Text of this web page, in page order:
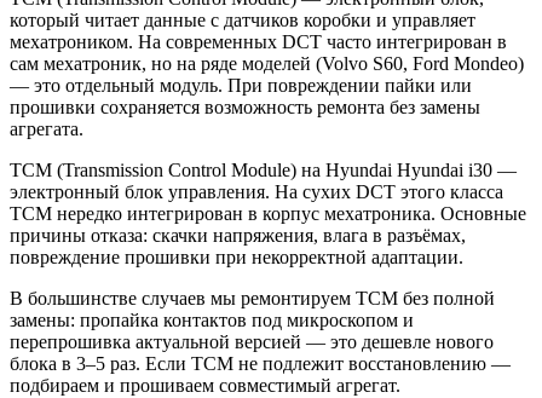
который читает данные с датчиков коробки и управляет
мехатроником. На современных DCT часто интегрирован в
сам мехатроник, но на ряде моделей (Volvo S60, Ford Mondeo)
— это отдельный модуль. При повреждении пайки или
прошивки сохраняется возможность ремонта без замены
агрегата.
TCM (Transmission Control Module) на Hyundai Hyundai i30 —
электронный блок управления. На сухих DCT этого класса
TCM нередко интегрирован в корпус мехатроника. Основные
причины отказа: скачки напряжения, влага в разъёмах,
повреждение прошивки при некорректной адаптации.
В большинстве случаев мы ремонтируем TCM без полной
замены: пропайка контактов под микроскопом и
перепрошивка актуальной версией — это дешевле нового
блока в 3–5 раз. Если TCM не подлежит восстановлению —
подбираем и прошиваем совместимый агрегат.